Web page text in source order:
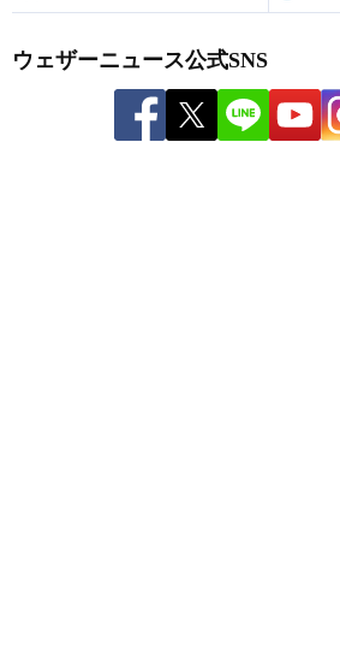
ウェザーニュース公式SNS